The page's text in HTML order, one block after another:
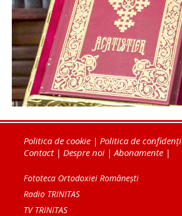
Politica de cookie | Politica de
Contact| Despre noi | Abonamente |
Fototeca Ortodoxiei Românești
Radio TRINITAS
TV TRINITAS